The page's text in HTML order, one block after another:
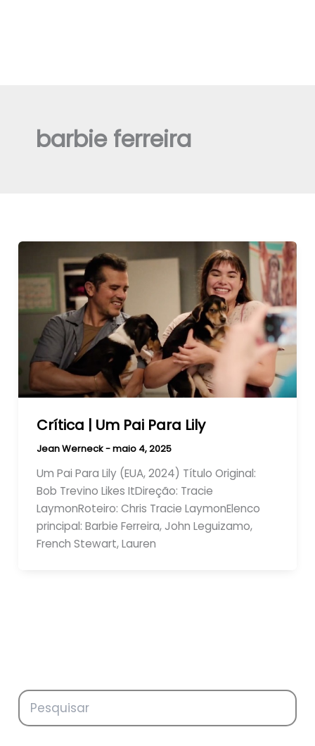
barbie ferreira
Crítica | Um Pai Para Lily
Jean Werneck-maio 4, 2025
Um Pai Para Lily (EUA, 2024) Título Original:
Bob Trevino Likes ItDireção: Tracie
LaymonRoteiro: Chris Tracie LaymonElenco
principal: Barbie Ferreira, John Leguizamo,
French Stewart, Lauren